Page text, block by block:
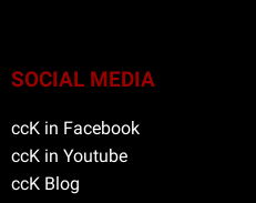
SOCIAL MEDIA
ccK in Facebook
ccK in Youtube
ccK Blog